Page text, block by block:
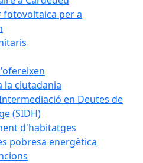
fotovoltaica per a
la ciutadania
en Deutes de
(SIDH)
d'habitatges
pobresa energètica